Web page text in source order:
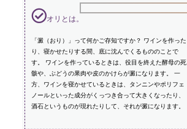
オリとは。
「澱（おり）」って何かご存知ですか？ ワインを作った
り、寝かせたりする間、底に沈んでくるもののことで
す。 ワインを作っているときは、役目を終えた酵母の死
骸や、ぶどうの果肉や皮のかけらが澱になります。 一
方、ワインを寝かせているときは、タンニンやポリフェ
ノールといった成分がくっつき合って大きくなったり、
酒石というものが現れたりして、それが澱になります。